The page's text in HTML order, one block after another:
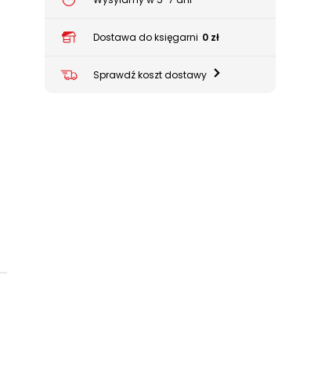
Dostawa do księgarni 0 zł
Sprawdź koszt dostawy